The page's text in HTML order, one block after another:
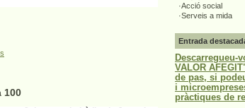
100
·Acció social
·Serveis a mida
Entrada
Descarregueu-
VALOR
de pas, si
i
pràctiques de